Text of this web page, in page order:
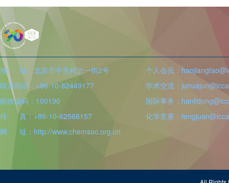
地 址：北京市中关村北一街2号
联系电话：+86-10-82449177
邮政编码：100190
传 真：+86-10-62568157
网 址：http://www.chemsoc.org.cn
个人会员：
学术交流：
国际事务：
化学竞赛：